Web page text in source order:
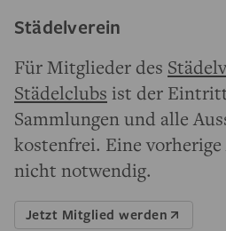
Städelverein
Für Mitglieder des
Städelclubs ist der
Sammlungen und alle
kostenfrei. Eine
nicht notwendig.
Jetzt Mitglied werden